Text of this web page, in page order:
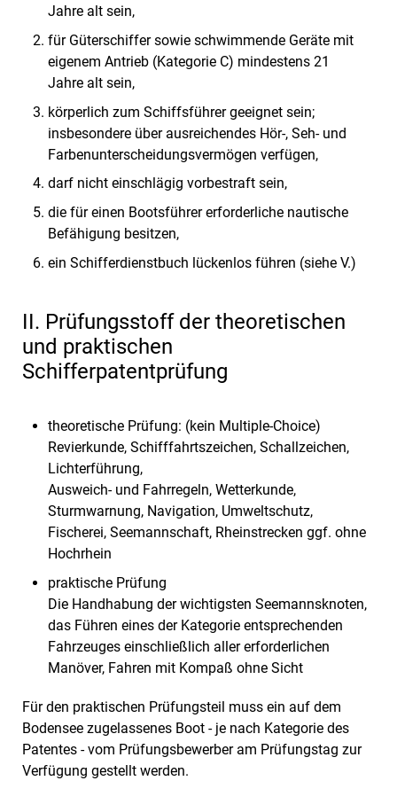
Jahre alt sein,
für Güterschiffer sowie schwimmende Geräte mit
eigenem Antrieb (Kategorie C) mindestens 21
Jahre alt sein,
körperlich zum Schiffsführer geeignet sein;
insbesondere über ausreichendes Hör-, Seh- und
Farbenunterscheidungsvermögen verfügen,
darf nicht einschlägig vorbestraft sein,
die für einen Bootsführer erforderliche nautische
Befähigung besitzen,
ein Schifferdienstbuch lückenlos führen (siehe V.)
II. Prüfungsstoff der theoretischen
und praktischen
Schifferpatentprüfung
theoretische Prüfung: (kein Multiple-Choice)
Revierkunde, Schifffahrtszeichen, Schallzeichen,
Lichterführung,
Ausweich- und Fahrregeln, Wetterkunde,
Sturmwarnung, Navigation, Umweltschutz,
Fischerei, Seemannschaft, Rheinstrecken ggf. ohne
Hochrhein
praktische Prüfung
Die Handhabung der wichtigsten Seemannsknoten,
das Führen eines der Kategorie entsprechenden
Fahrzeuges einschließlich aller erforderlichen
Manöver, Fahren mit Kompaß ohne Sicht
Für den praktischen Prüfungsteil muss ein auf dem
Bodensee zugelassenes Boot - je nach Kategorie des
Patentes - vom Prüfungsbewerber am Prüfungstag zur
Verfügung gestellt werden.